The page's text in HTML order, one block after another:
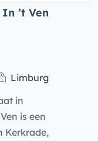
’t Ven
Limburg
in
is een
Kerkrade,